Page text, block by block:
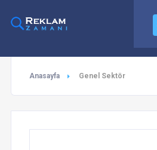
Anasayfa Genel Sektör